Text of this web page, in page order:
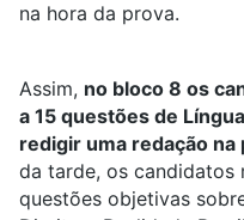
na hora da prova.
Assim, no bloco 8 os
a 15 questões de
redigir uma redação na
da tarde, os candidatos
questões objetivas